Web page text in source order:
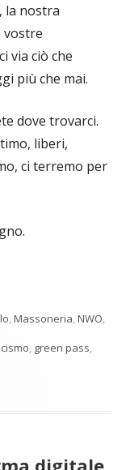
la nostra
vostre
via ciò che
più che mai.
dove trovarci.
liberi,
ci terremo per
,Massoneria,NWO,
, green pass,
digitale